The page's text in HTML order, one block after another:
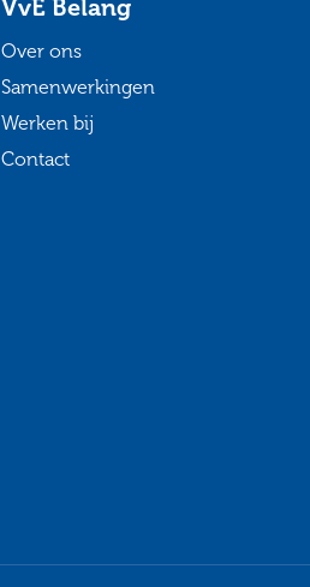
VvE Belang
Over ons
Samenwerkingen
Werken bij
Contact